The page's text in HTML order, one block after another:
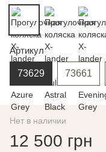
Артикул
73629 73661
Нет в наличии
12 500 грн